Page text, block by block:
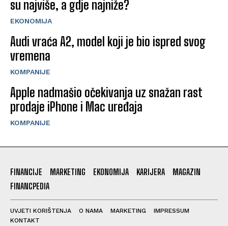
su najviše, a gdje najniže?
EKONOMIJA
Audi vraća A2, model koji je bio ispred svog
vremena
KOMPANIJE
Apple nadmašio očekivanja uz snažan rast
prodaje iPhone i Mac uređaja
KOMPANIJE
FINANCIJE MARKETING EKONOMIJA KARIJERA
MAGAZIN
FINANCPEDIA
UVJETI KORIŠTENJA O NAMA MARKETING
IMPRESSUM
KONTAKT